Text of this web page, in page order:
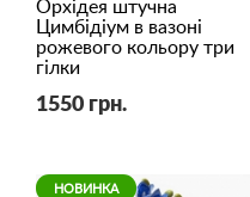
Орхідея штучна
Цимбідіум в вазоні
рожевого кольору три
гілки
1550 грн.
НОВИНКА